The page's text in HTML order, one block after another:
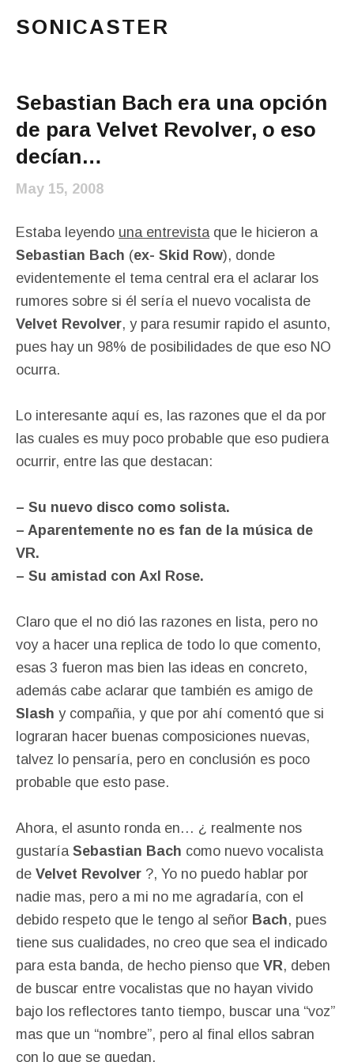
SONICASTER
Sebastian Bach era una opción
de para Velvet Revolver, o eso
decían…
May 15, 2008
Estaba leyendo una entrevistaque le hicieron a
Sebastian Bach (ex- Skid Row), donde
evidentemente el tema central era el aclarar los
rumores sobre si él sería el nuevo vocalista de
Velvet Revolver, y para resumir rapido el asunto,
pues hay un 98% de posibilidades de que eso NO
ocurra.
Lo interesante aquí es, las razones que el da por
las cuales es muy poco probable que eso pudiera
ocurrir, entre las que destacan:
– Su nuevo disco como solista.
– Aparentemente no es fan de la música de
VR.
– Su amistad con Axl Rose.
Claro que el no dió las razones en lista, pero no
voy a hacer una replica de todo lo que comento,
esas 3 fueron mas bien las ideas en concreto,
además cabe aclarar que también es amigo de
Slash y compañia, y que por ahí comentó que si
lograran hacer buenas composiciones nuevas,
talvez lo pensaría, pero en conclusión es poco
probable que esto pase.
Ahora, el asunto ronda en… ¿ realmente nos
gustaría Sebastian Bach como nuevo vocalista
de Velvet Revolver ?, Yo no puedo hablar por
nadie mas, pero a mi no me agradaría, con el
debido respeto que le tengo al señor Bach, pues
tiene sus cualidades, no creo que sea el indicado
para esta banda, de hecho pienso que VR, deben
de buscar entre vocalistas que no hayan vivido
bajo los reflectores tanto tiempo, buscar una “voz”
mas que un “nombre”, pero al final ellos sabran
con lo que se quedan.